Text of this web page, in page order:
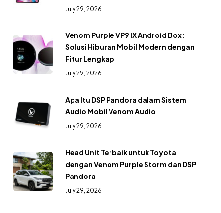
July 29, 2026
Venom Purple VP9 IX Android Box:
Solusi Hiburan Mobil Modern dengan
Fitur Lengkap
July 29, 2026
Apa Itu DSP Pandora dalam Sistem
Audio Mobil Venom Audio
July 29, 2026
Head Unit Terbaik untuk Toyota
dengan Venom Purple Storm dan DSP
Pandora
July 29, 2026